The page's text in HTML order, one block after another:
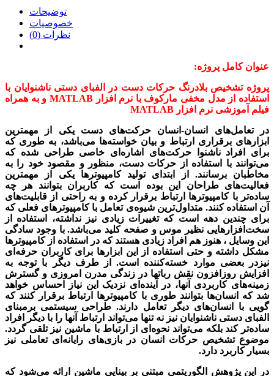
توضیحات
خصوصیات
نظرات (0)
عنوان کامل پروژه:
پروژه تشخیص بلادرنگ حرکات دست در الفبای دستی ناشنوایان با
استفاده از مدل مخفی مارکوف با نرم افزار MATLAB و به همراه
فیلم آموزشی نرم افزار MATLAB
در تعامل‌های انسان-انسان حرکت‌های دست یکی از مهمترین
ابزار‌‌های برقراری ارتباط و بیان خواسته‌ها می‌باشد، به ‌طوری‌ که
برای افراد ناشنوا حرکت‌های اشاره‌ای خاصی طراحی شده که
می‌توانند با استفاده از حرکات دست، منظور و مقصود خود را به
مخاطبان برسانند. از ابتدای تولید کامپیوتر‌ها یکی از مهمترین
فعالیت‌های طراحان این بوده است که کاربران بتوانند هر چه
ساده‌تر با کامپیوتر‌ها ارتباط برقرار کرده و به راحتی از قابلیت‌های
آن استفاده کنند. متداول‌ترین شیوه‌ی تعامل با کامپیوتر‌های فعلی که
برای چندین دهه است که تغییرات زیادی نیز نداشته، استفاده از
سخت‌افزارهایی نظیر موس و صفحه کلید می‌باشد. با وجود سادگی
این وسایل ، هنوز هم افراد زیادی هستند که در استفاده از کامپیوترها
مشکل داشته و حتی استفاده از این ابزارها برای کاربران حرفه‌ای
نیزدر بعضی موارد خسته‌کننده است. از طرف دیگر با توجه به
افزایش روزافزون نقش رباتها در زندگی مدرن امروزی و گسترش
زمینه‌های کاربردی آنها‌، در آینده‌ای نزدیک این نیاز احساس خواهد
شد که انسان‌ها بتوانند طوری با کامپیوترها ارتباط برقرار کنند که
گویی با انسان‌های دیگر تعامل دارند. طراحی سیستمی برمبنای
الفبای دستی ناشنوایان نیز نه تنها می‌تواند ارتباط آنها را با دیگر افراد
ساده‌تر کند بلکه می‌تواند نحوه‌ای از ارتباط با ماشین نیز تلقی گردد.
موضوع تشخیص حرکات انسان در بازی‌های رایانه‌ای تعاملی نیز
بسیار کاربرد دارد.
در این پژوهش الگوریتمی مبتنی بر بینایی ماشین ارائه می‌شود که